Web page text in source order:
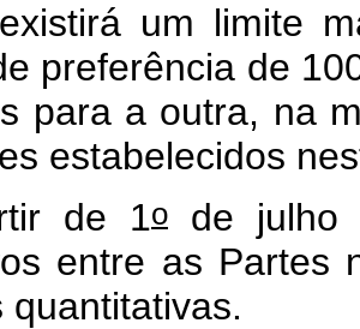
um limite
preferência de
para a outra, na
estabelecidos
de 1o de julho
entre as
quantitativas.